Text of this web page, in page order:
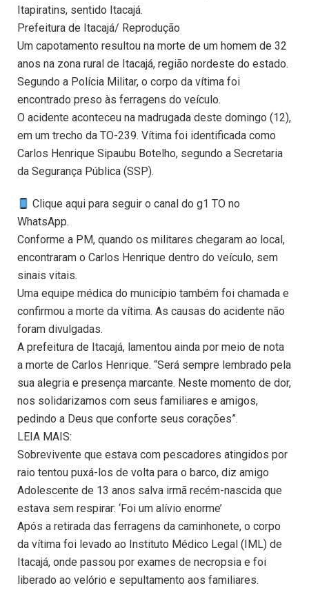
Itapiratins, sentido Itacajá.
Prefeitura de Itacajá/ Reprodução
Um capotamento resultou na morte de um homem de 32
anos na zona rural de Itacajá, região nordeste do estado.
Segundo a Polícia Militar, o corpo da vítima foi
encontrado preso às ferragens do veículo.
O acidente aconteceu na madrugada deste domingo (12),
em um trecho da TO-239. Vítima foi identificada como
Carlos Henrique Sipaubu Botelho, segundo a Secretaria
da Segurança Pública (SSP).
Clique aqui para seguir o canal do g1 TO no
WhatsApp.
Conforme a PM, quando os militares chegaram ao local,
encontraram o Carlos Henrique dentro do veículo, sem
sinais vitais.
Uma equipe médica do município também foi chamada e
confirmou a morte da vítima. As causas do acidente não
foram divulgadas.
A prefeitura de Itacajá, lamentou ainda por meio de nota
a morte de Carlos Henrique. “Será sempre lembrado pela
sua alegria e presença marcante. Neste momento de dor,
nos solidarizamos com seus familiares e amigos,
pedindo a Deus que conforte seus corações”.
LEIA MAIS:
Sobrevivente que estava com pescadores atingidos por
raio tentou puxá-los de volta para o barco, diz amigo
Adolescente de 13 anos salva irmã recém-nascida que
estava sem respirar: ‘Foi um alívio enorme’
Após a retirada das ferragens da caminhonete, o corpo
da vítima foi levado ao Instituto Médico Legal (IML) de
Itacajá, onde passou por exames de necropsia e foi
liberado ao velório e sepultamento aos familiares.